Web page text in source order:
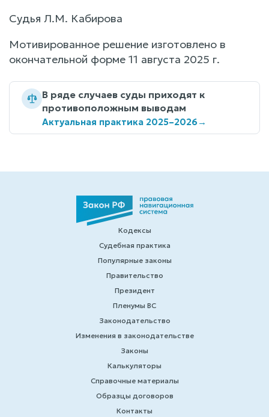
Судья Л.М. Кабирова
Мотивированное решение изготовлено в
окончательной форме 11 августа 2025 г.
В ряде случаев суды приходят к
противоположным выводам
Актуальная практика 2025–2026→
Кодексы
Судебная практика
Популярные законы
Правительство
Президент
Пленумы ВС
Законодательство
Изменения в законодательстве
Законы
Калькуляторы
Справочные материалы
Образцы договоров
Контакты